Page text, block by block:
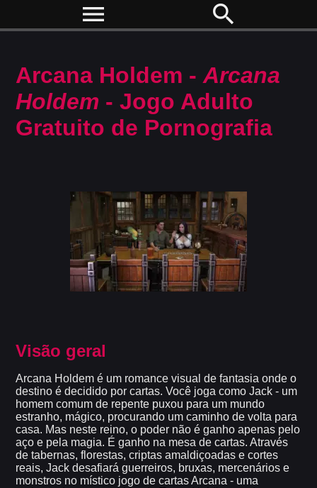
menu search
Arcana Holdem -Arcana
Holdem - Jogo Adulto
Gratuito de Pornografia
Visão geral
Arcana Holdem é um romance visual de fantasia onde o
destino é decidido por cartas. Você joga como Jack - um
homem comum de repente puxou para um mundo
estranho, mágico, procurando um caminho de volta para
casa. Mas neste reino, o poder não é ganho apenas pelo
aço e pela magia. É ganho na mesa de cartas. Através
de tabernas, florestas, criptas amaldiçoadas e cortes
reais, Jack desafiará guerreiros, bruxas, mercenários e
monstros no místico jogo de cartas Arcana - uma